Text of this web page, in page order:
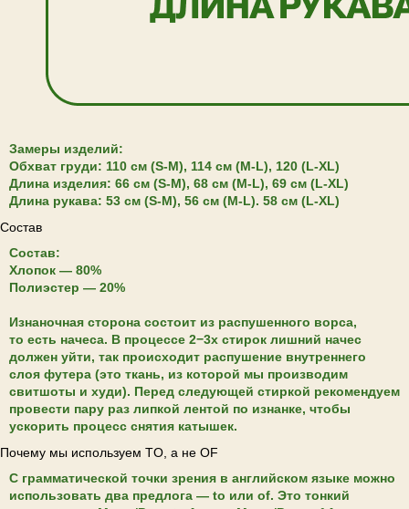
Замеры изделий:
Обхват груди: 110 см (S-M), 114 см (M-L), 120 (L-XL)
Длина изделия: 66 cм (S-M), 68 см (M-L), 69 см (L-XL)
Длина рукава: 53 cм (S-M), 56 см (M-L). 58 cм (L-XL)
Состав
Состав:
Хлопок — 80%
Полиэстер — 20%
Изнаночная сторона состоит из распушенного ворса,
то есть начеса. В процессе 2−3х стирок лишний начес
должен уйти, так происходит распушение внутреннего
слоя футера (это ткань, из которой мы производим
свитшоты и худи). Перед следующей стиркой рекомендуем
провести пару раз липкой лентой по изнанке, чтобы
ускорить процесс снятия катышек.
Почему мы используем TO, а не OF
С грамматической точки зрения в английском языке можно
использовать два предлога — to или of. Это тонкий